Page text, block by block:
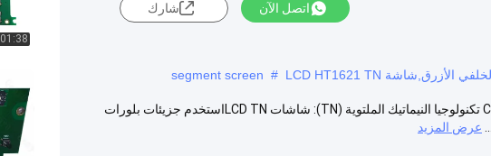
اتصل الآن شارك
#
segment screen
شاشة LCD منقسمة خصيصا TN شاشة ضوء خلفي أزرق HT1621 وحدة COB تكنولوجيا النيماتيك الملتوية (TN): شاشات LCD TNاستخدم جزيئات بلورات
عرض المزيد
01:38